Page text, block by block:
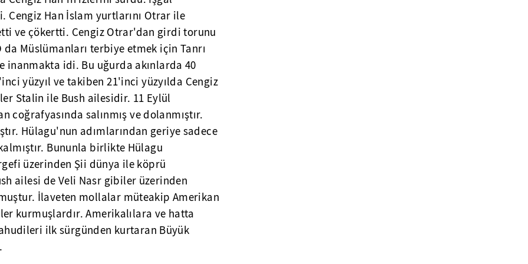
Cengiz Han İslam yurtlarını Otrar ile
ve çökertti. Cengiz Otrar'dan girdi torunu
da Müslümanları terbiye etmek için Tanrı
idi. Bu uğurda akınlarda 40
yüzyıl ve takiben 21'inci yüzyılda Cengiz
Stalin ile Bush ailesidir. 11 Eylül
coğrafyasında salınmış ve dolanmıştır.
Hülagu'nun adımlarından geriye sadece
Bununla birlikte Hülagu
üzerinden Şii dünya ile köprü
ailesi de Veli Nasr gibiler üzerinden
İlaveten mollalar müteakip Amerikan
kurmuşlardır. Amerikalılara ve hatta
ilk sürgünden kurtaran Büyük